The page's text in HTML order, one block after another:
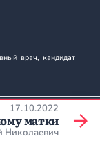
врач, кандидат
17.10.2022
матки
Николаевич